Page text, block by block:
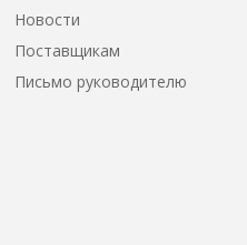
Новости
Поставщикам
Письмо руководителю